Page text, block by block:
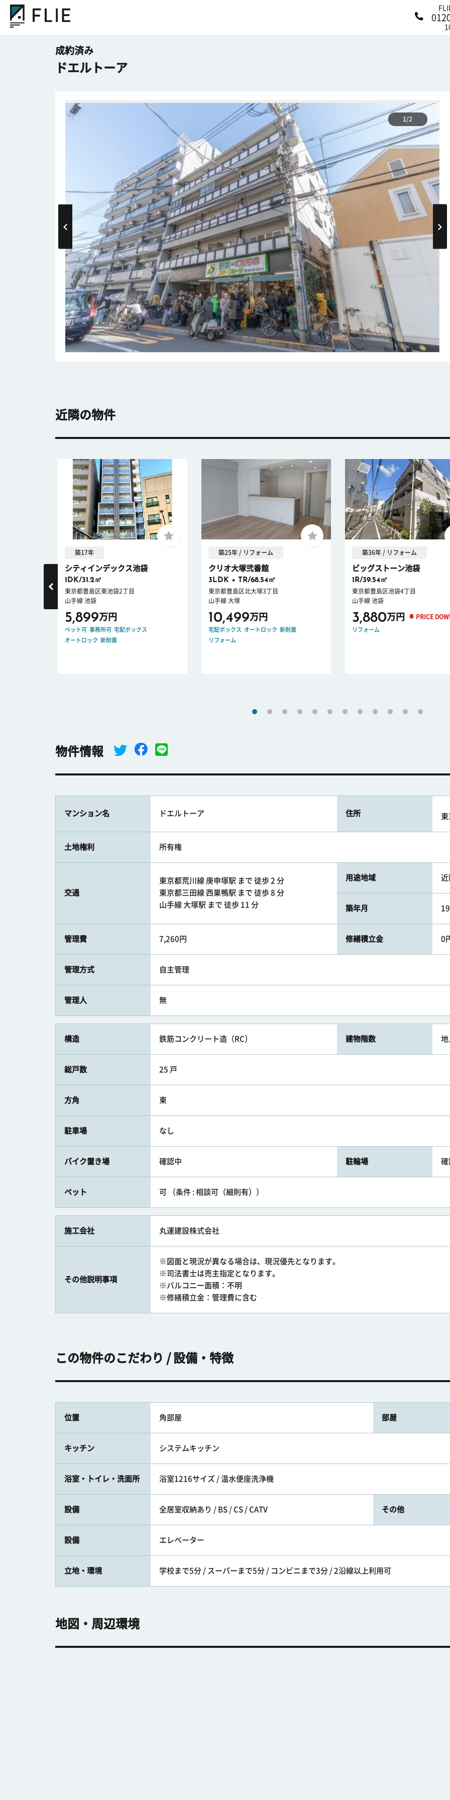
成約済み
ドエルトーア
1/2
近隣の物件
築17年
シティインデックス池袋
1DK/31.2㎡
東京都豊島区東池袋2丁目
山手線 池袋
5,899万円
ペット可 事務所可 宅配ボックス
オートロック 新耐震
築25年 / リフォーム
クリオ大塚弐番館
3LDK + TR/68.54㎡
東京都豊島区北大塚3丁目
山手線 大塚
10,499万円
宅配ボックス オートロック 新耐震
リフォーム
築36年 / リフォーム
ビッグストーン池袋
1R/39.54㎡
東京都豊島区池袋4丁目
山手線 池袋
3,880万円 PRICE
リフォーム
物件情報
マンション名 ドエルトーア 住所
土地権利 所有権
交通
東京都荒川線 庚申塚駅 まで 徒歩 2 分
東京都三田線 西巣鴨駅 まで 徒歩 8 分
山手線 大塚駅 まで 徒歩 11 分
用途地域 近
築年月
管理費 7,260円 修繕積立金 0
管理方式 自主管理
管理人 無
構造 鉄筋コンクリート造（RC） 建物階数 地
総戸数 25 戸
方角 東
駐車場 なし
バイク置き場 確認中 駐輪場 確
ペット 可 （条件 : 相談可（細則有））
施工会社 丸運建設株式会社
その他説明事項
※図面と現況が異なる場合は、現況優先となります。
※司法書士は売主指定となります。
※バルコニー面積：不明
※修繕積立金：管理費に含む
この物件のこだわり / 設備・特徴
位置 角部屋 部屋
キッチン システムキッチン
浴室・トイレ・洗面所 浴室1216サイズ / 温水便座洗浄機
設備 全居室収納あり / BS / CS / CATV その他
設備 エレベーター
立地・環境 学校まで5分 / スーパーまで5分 / コンビニまで3分 / 2沿線以上利用可
地図・周辺環境